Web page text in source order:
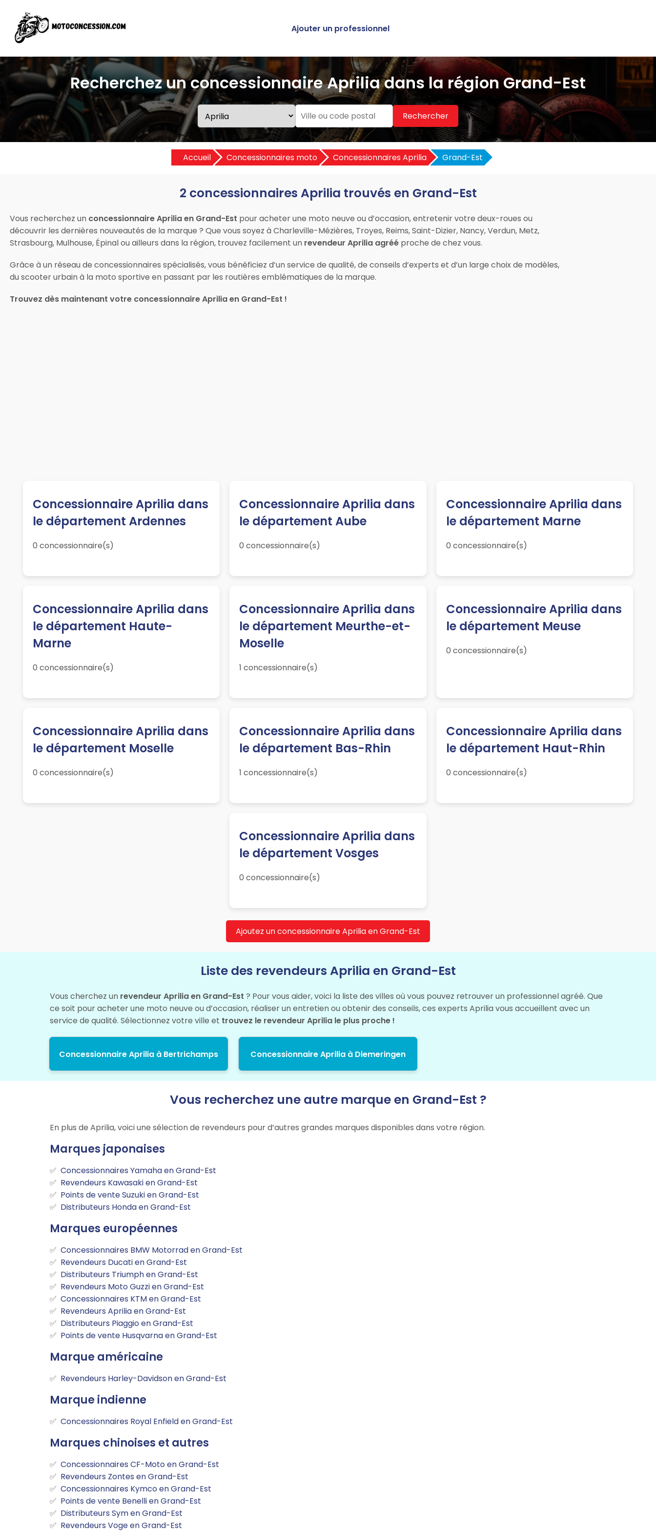
Ajouter un professionnel
Recherchez un concessionnaire Aprilia dans la région Grand-Est
Rechercher
Accueil Concessionnaires moto Concessionnaires Aprilia Grand-Est
2 concessionnaires Aprilia trouvés en Grand-Est
Vous recherchez un concessionnaire Aprilia en Grand-Est pour acheter une moto neuve ou d’occasion, entretenir votre deux-roues ou
découvrir les dernières nouveautés de la marque ? Que vous soyez à Charleville-Mézières, Troyes, Reims, Saint-Dizier, Nancy, Verdun, Metz,
Strasbourg, Mulhouse, Épinal ou ailleurs dans la région, trouvez facilement un revendeur Aprilia agréé proche de chez vous.
Grâce à un réseau de concessionnaires spécialisés, vous bénéficiez d’un service de qualité, de conseils d’experts et d’un large choix de modèles,
du scooter urbain à la moto sportive en passant par les routières emblématiques de la marque.
Trouvez dès maintenant votre concessionnaire Aprilia en Grand-Est !
Concessionnaire Aprilia dans
le département Ardennes
0 concessionnaire(s)
Concessionnaire Aprilia dans
le département Aube
0 concessionnaire(s)
Concessionnaire Aprilia dans
le département Marne
0 concessionnaire(s)
Concessionnaire Aprilia dans
le département Haute-
Marne
0 concessionnaire(s)
Concessionnaire Aprilia dans
le département Meurthe-et-
Moselle
1 concessionnaire(s)
Concessionnaire Aprilia dans
le département Meuse
0 concessionnaire(s)
Concessionnaire Aprilia dans
le département Moselle
0 concessionnaire(s)
Concessionnaire Aprilia dans
le département Bas-Rhin
1 concessionnaire(s)
Concessionnaire Aprilia dans
le département Haut-Rhin
0 concessionnaire(s)
Concessionnaire Aprilia dans
le département Vosges
0 concessionnaire(s)
Ajoutez un concessionnaire Aprilia en Grand-Est
Liste des revendeurs Aprilia en Grand-Est
Vous cherchez un revendeur Aprilia en Grand-Est ? Pour vous aider, voici la liste des villes où vous pouvez retrouver un professionnel agréé. Que
ce soit pour acheter une moto neuve ou d’occasion, réaliser un entretien ou obtenir des conseils, ces experts Aprilia vous accueillent avec un
service de qualité. Sélectionnez votre ville et trouvez le revendeur Aprilia le plus proche !
Concessionnaire Aprilia à Bertrichamps Concessionnaire Aprilia à Diemeringen
Vous recherchez une autre marque en Grand-Est ?
En plus de Aprilia, voici une sélection de revendeurs pour d’autres grandes marques disponibles dans votre région.
Marques japonaises
Concessionnaires Yamaha en Grand-Est
Revendeurs Kawasaki en Grand-Est
Points de vente Suzuki en Grand-Est
Distributeurs Honda en Grand-Est
Marques européennes
Concessionnaires BMW Motorrad en Grand-Est
Revendeurs Ducati en Grand-Est
Distributeurs Triumph en Grand-Est
Revendeurs Moto Guzzi en Grand-Est
Concessionnaires KTM en Grand-Est
Revendeurs Aprilia en Grand-Est
Distributeurs Piaggio en Grand-Est
Points de vente Husqvarna en Grand-Est
Marque américaine
Revendeurs Harley-Davidson en Grand-Est
Marque indienne
Concessionnaires Royal Enfield en Grand-Est
Marques chinoises et autres
Concessionnaires CF-Moto en Grand-Est
Revendeurs Zontes en Grand-Est
Concessionnaires Kymco en Grand-Est
Points de vente Benelli en Grand-Est
Distributeurs Sym en Grand-Est
Revendeurs Voge en Grand-Est